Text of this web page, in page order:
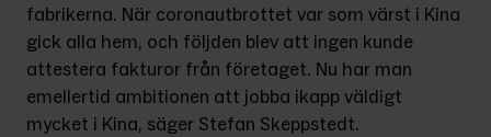
fabrikerna. När coronautbrottet var som värst i Kina
gick alla hem, och följden blev att ingen kunde
attestera fakturor från företaget. Nu har man
emellertid ambitionen att jobba ikapp väldigt
mycket i Kina, säger Stefan Skeppstedt.